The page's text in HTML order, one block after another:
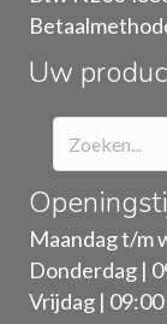
Uw
Maandag t/m
Donderdag |
Vrijdag |